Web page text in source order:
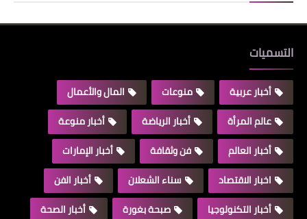
التسميات
أخبار عربية منوعات
المال والأعمال
عالم المرأة
أخبار الرياضة
أخبار منوعة
أخبار العالم
فن وثقافة
أخبار الإمارات
اخبار الاقتصاد
سناء الشعلان
أخبار الفن
أخبار التكنولوجيا
صبحة بغورة
أخبار الصحة